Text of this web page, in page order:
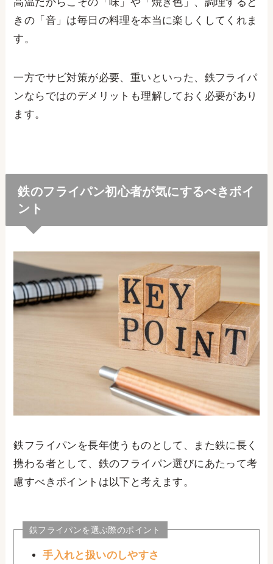
きの「音」は毎日の料理を本当に楽しくしてくれま
す。
一方でサビ対策が必要、重いといった、鉄フライパ
ンならではのデメリットも理解しておく必要があり
ます。
鉄のフライパン初心者が気にするべきポイ
ント
鉄フライパンを長年使うものとして、また鉄に長く
携わる者として、鉄のフライパン選びにあたって考
慮すべきポイントは以下と考えます。
鉄フライパンを選ぶ際のポイント
手入れと扱いのしやすさ